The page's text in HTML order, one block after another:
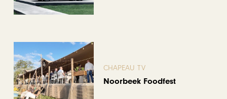
CHAPEAU TV
Noorbeek Foodfest